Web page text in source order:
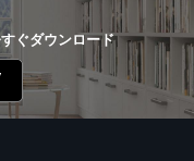
ぐダウンロード